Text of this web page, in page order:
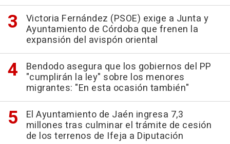
Victoria Fernández (PSOE) exige a Junta y
Ayuntamiento de Córdoba que frenen la
expansión del avispón oriental
Bendodo asegura que los gobiernos del PP
"cumplirán la ley" sobre los menores
migrantes: "En esta ocasión también"
El Ayuntamiento de Jaén ingresa 7,3
millones tras culminar el trámite de cesión
de los terrenos de Ifeja a Diputación